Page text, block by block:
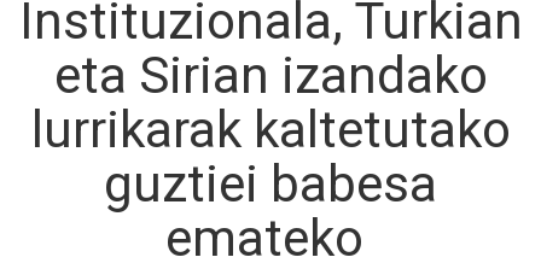
Instituzionala, Turkian
eta Sirian izandako
lurrikarak kaltetutako
guztiei babesa
emateko